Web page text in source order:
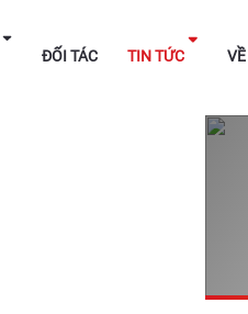
LĨNH VỰC ĐỐI TÁC